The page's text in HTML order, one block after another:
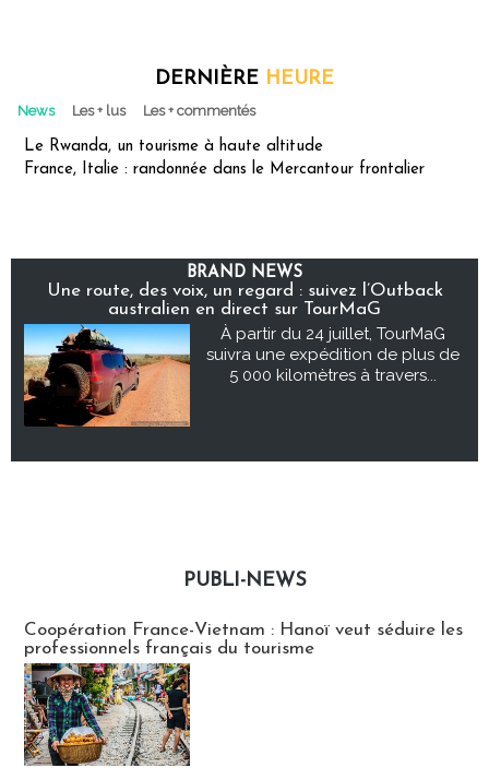
DERNIÈRE HEURE
News Les + lus Les + commentés
Le Rwanda, un tourisme à haute altitude
France, Italie : randonnée dans le Mercantour frontalier
BRAND NEWS
Une route, des voix, un regard : suivez l’Outback
australien en direct sur TourMaG
À partir du 24 juillet, TourMaG
suivra une expédition de plus de
5 000 kilomètres à travers...
PUBLI-NEWS
Coopération France-Vietnam : Hanoï veut séduire les
professionnels français du tourisme